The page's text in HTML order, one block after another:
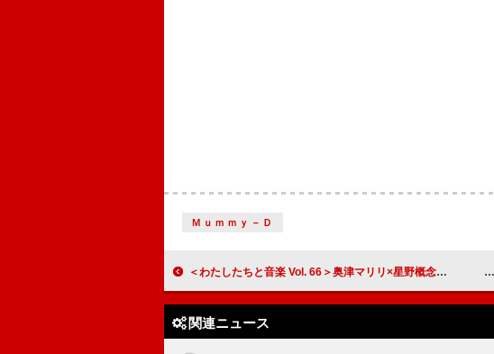
Ｍｕｍｍｙ－Ｄ
＜わたしたちと音楽 Vol. 66＞奥津マリリ×星野概念が語る、涙活や瞑想を通じた心のケア【『B-sideプロジェクト』連動企画】
関連ニュース